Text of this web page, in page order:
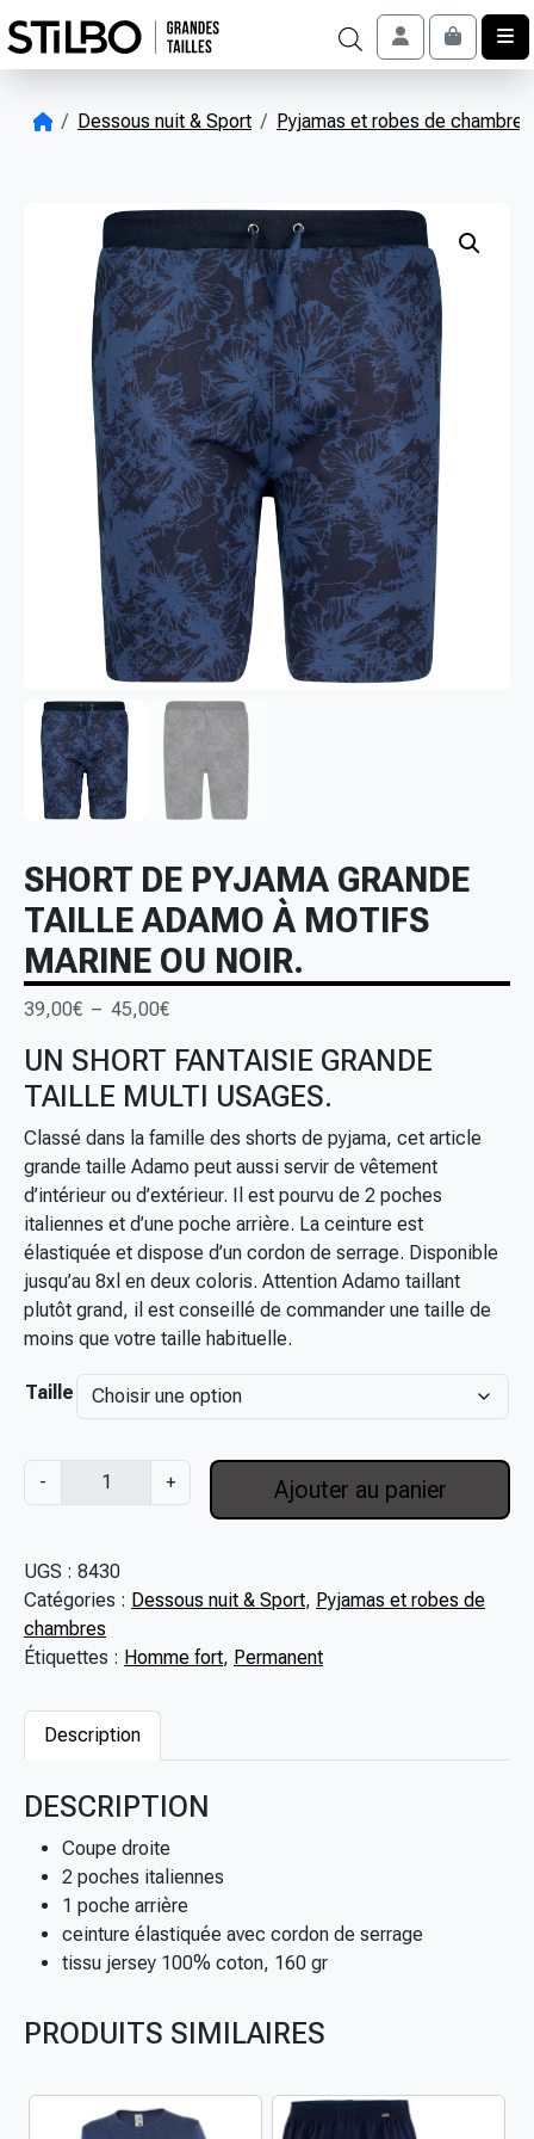
Account
Cart
Dessous nuit & Sport Pyjamas et robes de chambres
SHORT DE PYJAMA GRANDE
TAILLE ADAMO À MOTIFS
MARINE OU NOIR.
39,00€ – 45,00€P
a
d
e
p
r
i
x
:
3
9
0
0
5
0
UN SHORT FANTAISIE GRANDE
TAILLE MULTI USAGES.
Classé dans la famille des shorts de pyjama, cet article
grande taille Adamo peut aussi servir de vêtement
d’intérieur ou d’extérieur. Il est pourvu de 2 poches
italiennes et d’une poche arrière. La ceinture est
élastiquée et dispose d’un cordon de serrage. Disponible
jusqu’au 8xl en deux coloris. Attention Adamo taillant
plutôt grand, il est conseillé de commander une taille de
moins que votre taille habituelle.
Taille
-
u
n
t
t
S
o
j
a
a
+ Ajouter au panier
UGS : 8430
Catégories : Dessous nuit & Sport, Pyjamas et robes de
chambres
Étiquettes : Homme fort, Permanent
Description
DESCRIPTION
Coupe droite
2 poches italiennes
1 poche arrière
ceinture élastiquée avec cordon de serrage
tissu jersey 100% coton, 160 gr
PRODUITS SIMILAIRES